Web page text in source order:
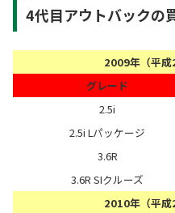
4代目アウトバックの
2009年（平
グレード
2.5i
2.5i Lパッケージ
3.6R
3.6R SIクルーズ
2010年（平